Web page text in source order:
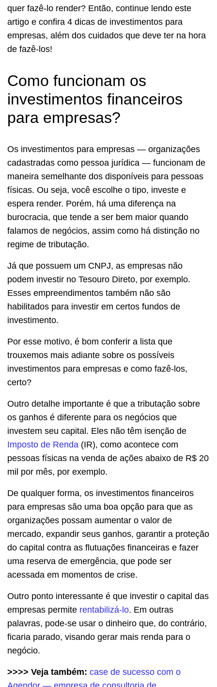
quer fazê-lo render? Então, continue lendo este
artigo e confira 4 dicas de investimentos para
empresas, além dos cuidados que deve ter na hora
de fazê-los!
Como funcionam os
investimentos financeiros
para empresas?
Os investimentos para empresas — organizações
cadastradas como pessoa jurídica — funcionam de
maneira semelhante dos disponíveis para pessoas
físicas. Ou seja, você escolhe o tipo, investe e
espera render. Porém, há uma diferença na
burocracia, que tende a ser bem maior quando
falamos de negócios, assim como há distinção no
regime de tributação.
Já que possuem um CNPJ, as empresas não
podem investir no Tesouro Direto, por exemplo.
Esses empreendimentos também não são
habilitados para investir em certos fundos de
investimento.
Por esse motivo, é bom conferir a lista que
trouxemos mais adiante sobre os possíveis
investimentos para empresas e como fazê-los,
certo?
Outro detalhe importante é que a tributação sobre
os ganhos é diferente para os negócios que
investem seu capital. Eles não têm isenção de
Imposto de Renda (IR), como acontece com
pessoas físicas na venda de ações abaixo de R$ 20
mil por mês, por exemplo.
De qualquer forma, os investimentos financeiros
para empresas são uma boa opção para que as
organizações possam aumentar o valor de
mercado, expandir seus ganhos, garantir a proteção
do capital contra as flutuações financeiras e fazer
uma reserva de emergência, que pode ser
acessada em momentos de crise.
Outro ponto interessante é que investir o capital das
empresas permite rentabilizá-lo. Em outras
palavras, pode-se usar o dinheiro que, do contrário,
ficaria parado, visando gerar mais renda para o
negócio.
>>>> Veja também: case de sucesso com o